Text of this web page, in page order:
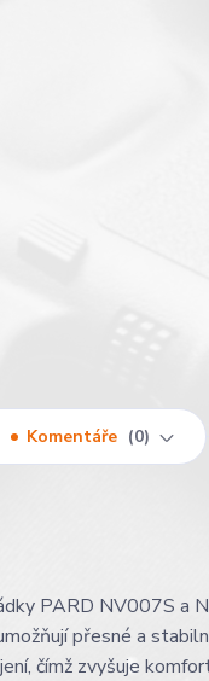
Komentáře 0
PARD NV007S a
přesné a
čímž zvyšuje